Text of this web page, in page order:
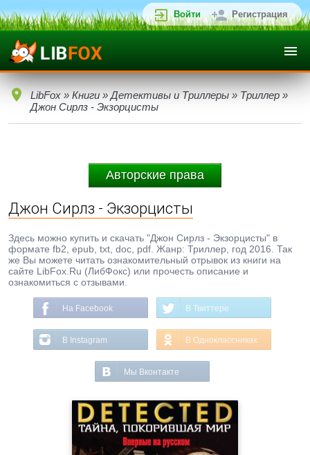
Войти Регистрация
LibFox » Книги » Детективы и Триллеры » Триллер »
Джон Сирлз - Экзорцисты
Авторские права
Джон Сирлз - Экзорцисты
Здесь можно купить и скачать "Джон Сирлз - Экзорцисты" в
формате fb2, epub, txt, doc, pdf. Жанр: Триллер, год 2016. Так
же Вы можете читать ознакомительный отрывок из книги на
сайте LibFox.Ru (ЛибФокс) или прочесть описание и
ознакомиться с отзывами.
На Facebook В Твиттере
В Instagram В Одноклассниках
Мы Вконтакте